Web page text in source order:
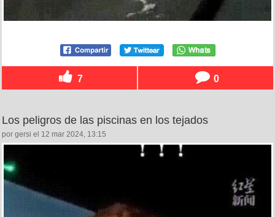
7 0
Los peligros de las piscinas en los tejados
por gersi el 12 mar 2024, 13:15